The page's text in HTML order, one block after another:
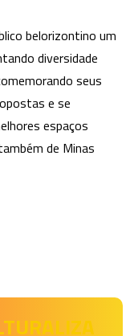
belorizontino um
diversidade
seus
e se
espaços
de Minas